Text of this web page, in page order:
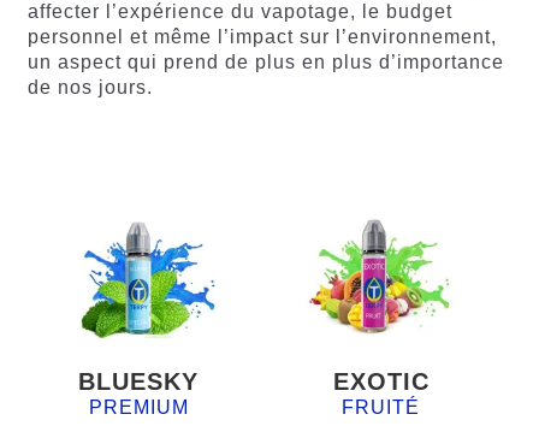
affecter l’expérience du vapotage, le budget
personnel et même l’impact sur l’environnement,
un aspect qui prend de plus en plus d’importance
de nos jours.
BLUESKY
PREMIUM
EXOTIC
FRUITÉ